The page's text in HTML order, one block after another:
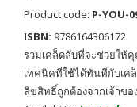
Product code: P-YOU-
ISBN: 9786164306172
รวมเคล็ดลับที่จะช่วยให้
เทคนิคที่ใช้ได้ทันทีกับเค
ลิขสิทธิ์ถูกต้องจากเจ้าขอ